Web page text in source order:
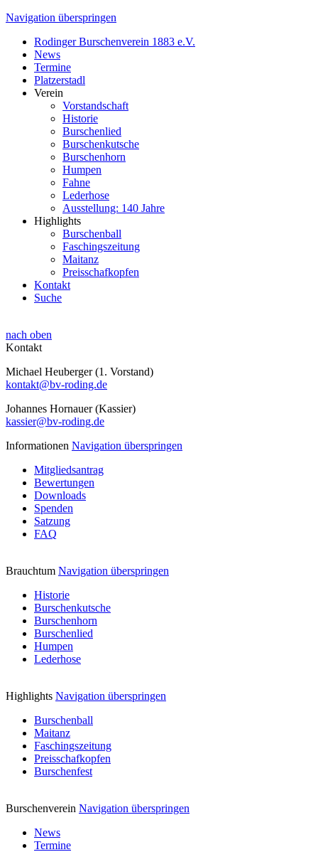
Navigation überspringen
Rodinger Burschenverein 1883 e.V.
News
Termine
Platzerstadl
Verein
Vorstandschaft
Historie
Burschenlied
Burschenkutsche
Burschenhorn
Humpen
Fahne
Lederhose
Ausstellung: 140 Jahre
Highlights
Burschenball
Faschingszeitung
Maitanz
Preisschafkopfen
Kontakt
Suche
nach oben
Kontakt
Michael Heuberger (1. Vorstand)
kontakt@bv-roding.de
Johannes Hornauer (Kassier)
kassier@bv-roding.de
Informationen Navigation überspringen
Mitgliedsantrag
Bewertungen
Downloads
Spenden
Satzung
FAQ
Brauchtum Navigation überspringen
Historie
Burschenkutsche
Burschenhorn
Burschenlied
Humpen
Lederhose
Highlights Navigation überspringen
Burschenball
Maitanz
Faschingszeitung
Preisschafkopfen
Burschenfest
Burschenverein Navigation überspringen
News
Termine